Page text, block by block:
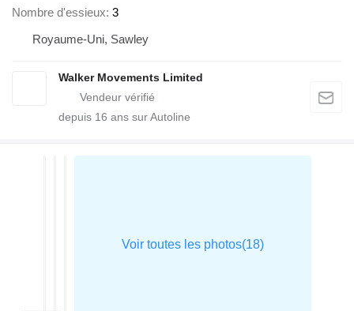
Nombre d'essieux 3
Royaume-Uni, Sawley
Walker Movements Limited
depuis 16 ans sur Autoline